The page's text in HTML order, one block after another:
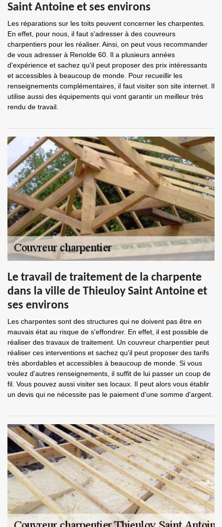
Saint Antoine et ses environs
Les réparations sur les toits peuvent concerner les charpentes.
En effet, pour nous, il faut s'adresser à des couvreurs
charpentiers pour les réaliser. Ainsi, on peut vous recommander
de vous adresser à Renolde 60. Il a plusieurs années
d'expérience et sachez qu'il peut proposer des prix intéressants
et accessibles à beaucoup de monde. Pour recueillir les
renseignements complémentaires, il faut visiter son site internet. Il
utilise aussi des équipements qui vont garantir un meilleur très
rendu de travail.
Le travail de traitement de la charpente
dans la ville de Thieuloy Saint Antoine et
ses environs
Les charpentes sont des structures qui ne doivent pas être en
mauvais état au risque de s'effondrer. En effet, il est possible de
réaliser des travaux de traitement. Un couvreur charpentier peut
réaliser ces interventions et sachez qu'il peut proposer des tarifs
très abordables et accessibles à beaucoup de monde. Si vous
voulez d'autres renseignements, il suffit de lui passer un coup de
fil. Vous pouvez aussi visiter ses locaux. Il peut alors vous établir
un devis qui ne nécessite pas le paiement d'une somme d'argent.